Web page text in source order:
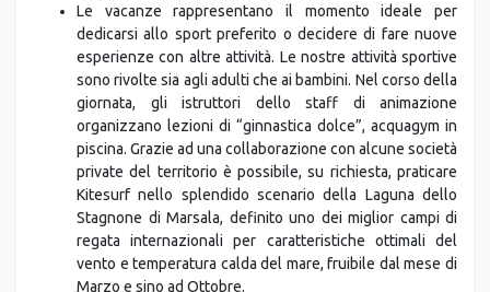
Le vacanze rappresentano il momento ideale per
dedicarsi allo sport preferito o decidere di fare nuove
esperienze con altre attività. Le nostre attività sportive
sono rivolte sia agli adulti che ai bambini. Nel corso della
giornata, gli istruttori dello staff di animazione
organizzano lezioni di “ginnastica dolce”, acquagym in
piscina. Grazie ad una collaborazione con alcune società
private del territorio è possibile, su richiesta, praticare
Kitesurf nello splendido scenario della Laguna dello
Stagnone di Marsala, definito uno dei miglior campi di
regata internazionali per caratteristiche ottimali del
vento e temperatura calda del mare, fruibile dal mese di
Marzo e sino ad Ottobre.